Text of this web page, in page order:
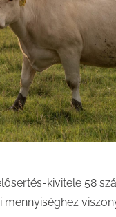
kivitele 58